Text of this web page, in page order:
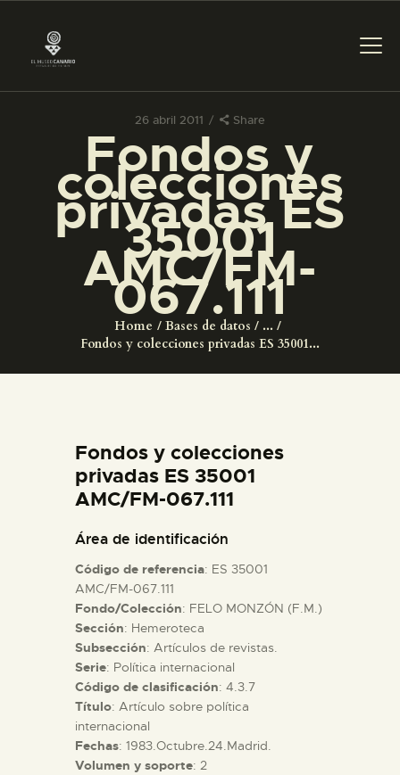
26 abril 2011 Share
Fondos y
colecciones
privadas ES
35001
AMC/FM-
067.111
Home Bases de datos
...
Fondos y colecciones privadas ES 35001...
PREPARAR LA VISITA
ACTIVIDADES
█
EL MUSEO
ESPAÑOL
ACTIVIDADES
█
EL MUSEO
COLECCIONES
Fondos y colecciones
privadas ES 35001
AMC/FM-067.111
Área de identificación
Código de referencia: ES 35001
AMC/FM-067.111
Fondo/Colección: FELO MONZÓN (F.M.)
Sección: Hemeroteca
Subsección: Artículos de revistas.
Serie: Política internacional
Código de clasificación: 4.3.7
Título: Artículo sobre política
internacional
Fechas: 1983.Octubre.24.Madrid.
Volumen y soporte: 2